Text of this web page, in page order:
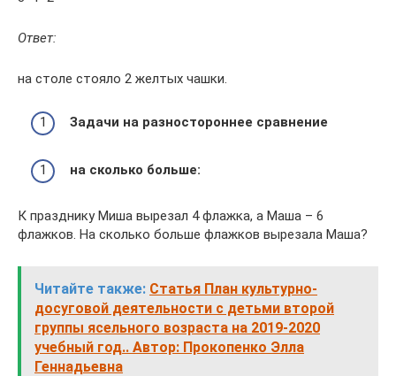
Ответ:
на столе стояло 2 желтых чашки.
Задачи на разностороннее сравнение
на сколько больше:
К празднику Миша вырезал 4 флажка, а Маша – 6
флажков. На сколько больше флажков вырезала Маша?
Читайте также: Статья План культурно-
досуговой деятельности с детьми второй
группы ясельного возраста на 2019-2020
учебный год.. Автор: Прокопенко Элла
Геннадьевна